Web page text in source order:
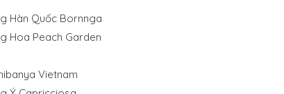
Hàn Quốc Bornnga
Hoa Peach Garden
Vietnam